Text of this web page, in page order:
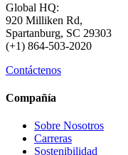
Global HQ:
920 Milliken Rd,
Spartanburg, SC 29303
(+1) 864-503-2020
Contáctenos
Compañía
Sobre Nosotros
Carreras
Sostenibilidad